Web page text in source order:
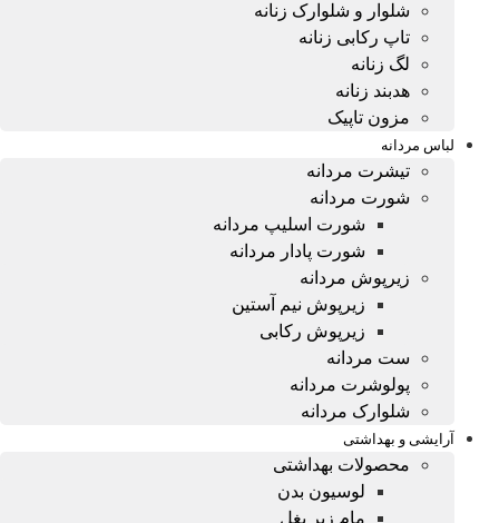
شلوار و شلوارک زنانه
تاپ رکابی زنانه
لگ زنانه
هدبند زنانه
مزون تاپیک
لباس مردانه
تیشرت مردانه
شورت مردانه
شورت اسلیپ مردانه
شورت پادار مردانه
زیرپوش مردانه
زیرپوش نیم آستین
زیرپوش رکابی
ست مردانه
پولوشرت مردانه
شلوارک مردانه
آرایشی و بهداشتی
محصولات بهداشتی
لوسیون بدن
مام زیر بغل